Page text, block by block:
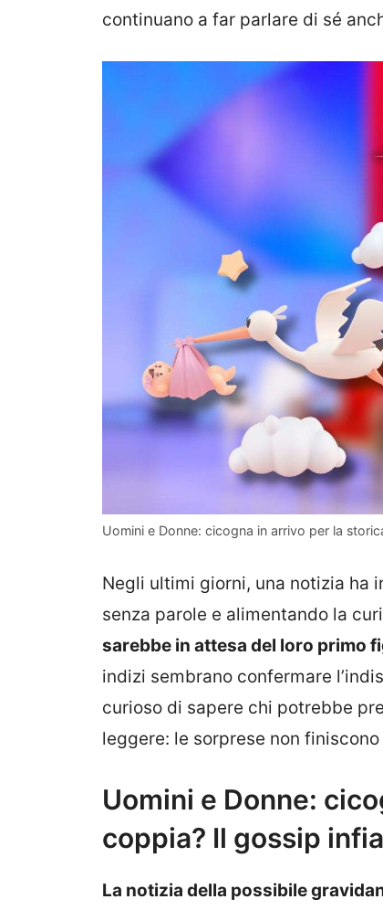
continuano a far parlare di sé
Uomini e Donne: cicogna in arrivo per la
Negli ultimi giorni, una notizia ha
senza parole e alimentando la
sarebbe in attesa del loro primo
indizi sembrano confermare
curioso di sapere chi potrebbe
leggere: le sorprese non finiscono
Uomini e Donne:
coppia? Il gossip
La notizia della possibile